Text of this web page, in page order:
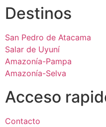
Destinos
San Pedro de Atacama
Salar de Uyuní
Amazonía-Pampa
Amazonía-Selva
Acceso
Contacto